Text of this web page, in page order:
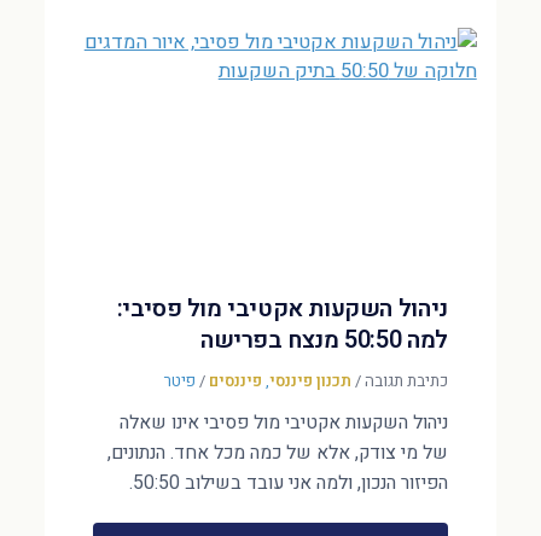
ניהול השקעות אקטיבי מול פסיבי:
למה 50:50 מנצח בפרישה
כתיבת תגובה/ תכנון פיננסי, פיננסים / פיטר
ניהול השקעות אקטיבי מול פסיבי אינו שאלה
של מי צודק, אלא של כמה מכל אחד. הנתונים,
הפיזור הנכון, ולמה אני עובד בשילוב 50:50.